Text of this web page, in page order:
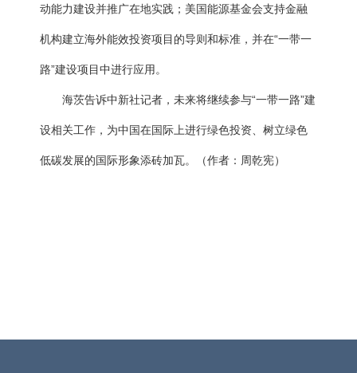
动能力建设并推广在地实践；美国能源基金会支持金融
机构建立海外能效投资项目的导则和标准，并在“一带一
路”建设项目中进行应用。
海茨告诉中新社记者，未来将继续参与“一带一路”建
设相关工作，为中国在国际上进行绿色投资、树立绿色
低碳发展的国际形象添砖加瓦。（作者：周乾宪）